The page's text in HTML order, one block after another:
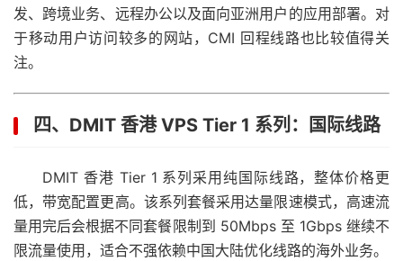
发、跨境业务、远程办公以及面向亚洲用户的应用部署。对
于移动用户访问较多的网站，CMI 回程线路也比较值得关
注。
四、DMIT 香港 VPS Tier 1 系列：国际线路
DMIT 香港 Tier 1 系列采用纯国际线路，整体价格更
低，带宽配置更高。该系列套餐采用达量限速模式，高速流
量用完后会根据不同套餐限制到 50Mbps 至 1Gbps 继续不
限流量使用，适合不强依赖中国大陆优化线路的海外业务。